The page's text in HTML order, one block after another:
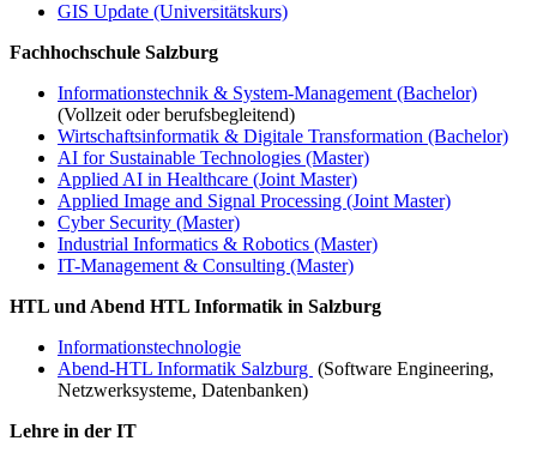
GIS Update (Universitätskurs)
Fachhochschule Salzburg
Informationstechnik & System-Management (Bachelor)
(Vollzeit oder berufsbegleitend)
Wirtschaftsinformatik & Digitale Transformation (Bachelor)
AI for Sustainable Technologies (Master)
Applied AI in Healthcare (Joint Master)
Applied Image and Signal Processing (Joint Master)
Cyber Security (Master)
Industrial Informatics & Robotics (Master)
IT-Management & Consulting (Master)
HTL und Abend HTL Informatik in Salzburg
Informationstechnologie
Abend-HTL Informatik Salzburg (Software Engineering,
Netzwerksysteme, Datenbanken)
Lehre in der IT